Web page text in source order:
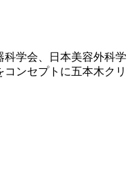
学会、日本美容外科学
ンセプトに五本木クリ